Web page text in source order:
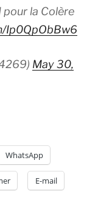
la Colère
Ip0QpObBw6
May 30,
WhatsApp
E-mail